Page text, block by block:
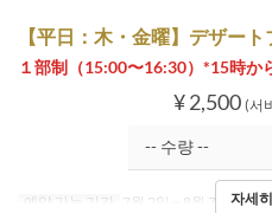
【平日：木・金曜】デザー
１部制（15:00〜16:30）*15時か
¥ 2,500 (서
예약 가능 기간 7월 2일 ~ 8월 7일, 8월
자세